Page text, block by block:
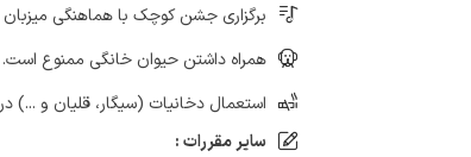
برگزاری جشن کوچک با هماهنگی میزبان
همراه داشتن حیوان خانگی ممنوع است.
استعمال دخانیات (سیگار، قلیان و ...)
سایر مقررات :